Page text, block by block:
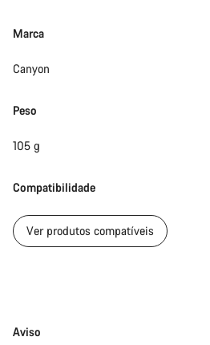
Marca
Canyon
Peso
105 g
Compatibilidade
Ver produtos compatíveis
Limitação
Aviso